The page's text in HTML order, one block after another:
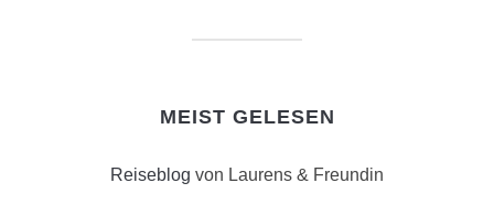
MEIST GELESEN
Reiseblog von Laurens & Freundin